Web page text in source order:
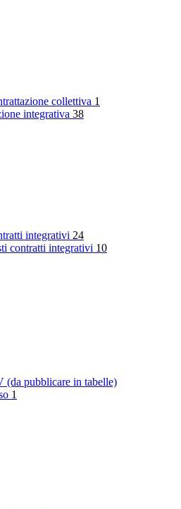
collettiva 1
integrativa 38
integrativi 24
contratti integrativi 10
(da pubblicare in tabelle)
1